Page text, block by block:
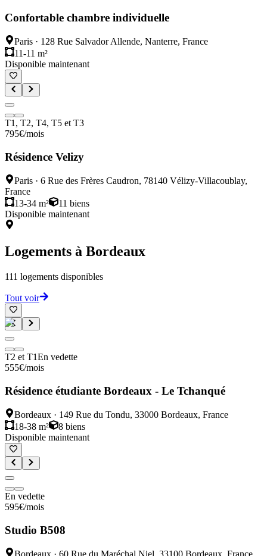
Confortable chambre individuelle
Paris · 128 Rue Salvador Allende, Nanterre, France
11-11 m²
Disponible maintenant
T1, T2, T4, T5 et T3
795€/mois
Résidence Velizy
Paris · 6 Rue des Frères Caudron, 78140 Vélizy-Villacoublay,
France
13-34 m²
11 biens
Disponible maintenant
Logements à Bordeaux
111 logements disponibles
Tout voir
T2 et T1En vedette
555€/mois
Résidence étudiante Bordeaux - Le Tchanqué
Bordeaux · 149 Rue du Tondu, 33000 Bordeaux, France
18-38 m²
8 biens
Disponible maintenant
En vedette
595€/mois
Studio B508